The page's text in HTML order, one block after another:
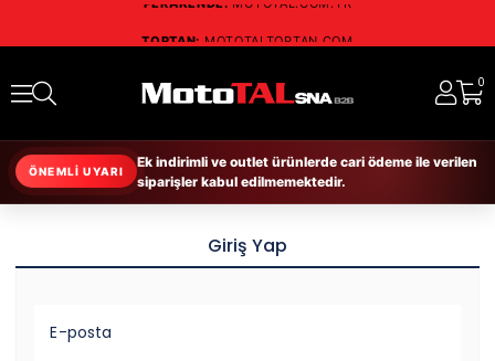
TOPTAN:
MOTOTALTOPTAN.COM
0
ÖNEMLİ UYARI
Ek indirimli ve outlet ürünlerde cari ödeme ile verilen
siparişler kabul edilmemektedir.
Giriş Yap
E-posta